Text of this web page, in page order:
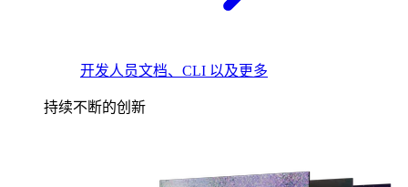
开发人员文档、CLI 以及更多
持续不断的创新